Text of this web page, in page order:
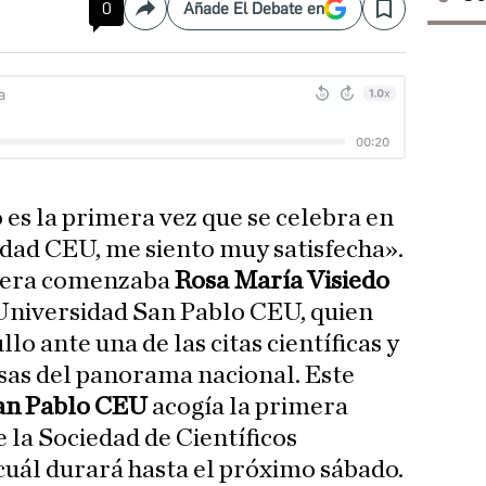
0 CompartirAñade El Debate en Save
la primera vez que se celebra en
CEU, me siento muy satisfecha».
comenzabaRosa María Visiedo
San Pablo CEU, quien
ante una de las citas científicas y
del panorama nacional. Este
Pablo CEUacogía la primera
la Sociedad de Científicos
durará hasta el próximo sábado.